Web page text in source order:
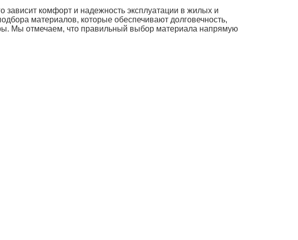
зависит комфорт и надежность эксплуатации в жилых и
материалов, которые обеспечивают долговечность,
Мы отмечаем, что правильный выбор материала напрямую